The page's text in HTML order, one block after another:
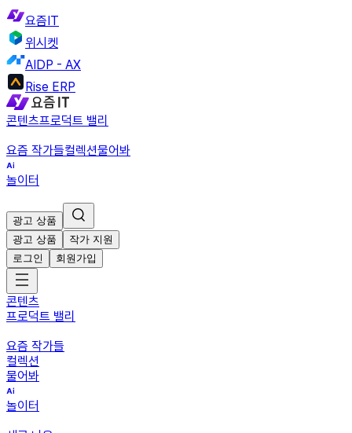
요즘IT
위시켓
AIDP - AX
Rise ERP
콘텐츠프로덕트 밸리
요즘 작가들컬렉션물어봐
놀이터
광고 상품
광고 상품
작가 지원
로그인
회원가입
콘텐츠
프로덕트 밸리
요즘 작가들
컬렉션
물어봐
놀이터